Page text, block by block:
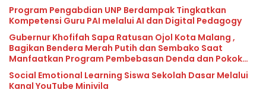
Program Pengabdian UNP Berdampak Tingkatkan
Kompetensi Guru PAI melalui AI dan Digital Pedagogy
Gubernur Khofifah Sapa Ratusan Ojol Kota Malang ,
Bagikan Bendera Merah Putih dan Sembako Saat
Manfaatkan Program Pembebasan Denda dan Pokok
Tunggakan PKB
Social Emotional Learning Siswa Sekolah Dasar Melalui
Kanal YouTube Minivila